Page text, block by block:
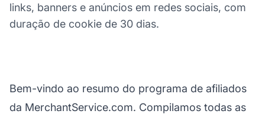
links, banners e anúncios em redes sociais, com
duração de cookie de 30 dias.
Bem-vindo ao resumo do programa de afiliados
da MerchantService.com. Compilamos todas as